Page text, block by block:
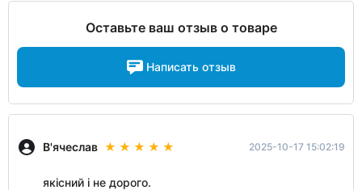
Оставьте ваш отзыв о товаре
Написать отзыв
В'ячеслав 2025-10-17 15:02:19
якісний і не дорого.